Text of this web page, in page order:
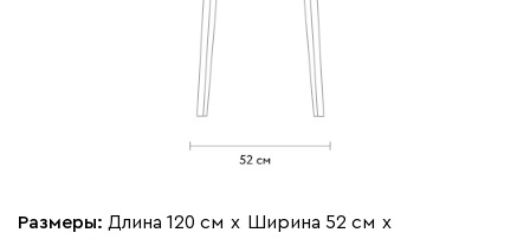
ВС 005 Орех
Карини 794мм)
Размеры: Длина 120 см х Ширина 52 см х